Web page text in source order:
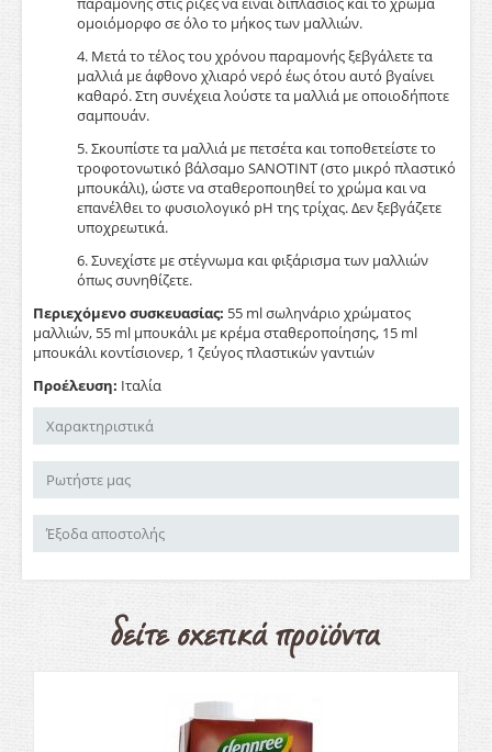
ομοιόμορφο σε όλο το μήκος των μαλλιών.
4. Μετά το τέλος του χρόνου παραμονής ξεβγάλετε τα
μαλλιά με άφθονο χλιαρό νερό έως ότου αυτό βγαίνει
καθαρό. Στη συνέχεια λούστε τα μαλλιά με οποιοδήποτε
σαμπουάν.
5. Σκουπίστε τα μαλλιά με πετσέτα και τοποθετείστε το
τροφοτονωτικό βάλσαμο SANOTINT (στο μικρό πλαστικό
μπουκάλι), ώστε να σταθεροποιηθεί το χρώμα και να
επανέλθει το φυσιολογικό pH της τρίχας. Δεν ξεβγάζετε
υποχρεωτικά.
6. Συνεχίστε με στέγνωμα και φιξάρισμα των μαλλιών
όπως συνηθίζετε.
Περιεχόμενο συσκευασίας: 55 ml σωληνάριο χρώματος
μαλλιών, 55 ml μπουκάλι με κρέμα σταθεροποίησης, 15 ml
μπουκάλι κοντίσιονερ, 1 ζεύγος πλαστικών γαντιών
Προέλευση: Ιταλία
Χαρακτηριστικά
Ρωτήστε μας
Έξοδα αποστολής